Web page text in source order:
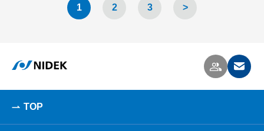
1 2 3 >
TOP